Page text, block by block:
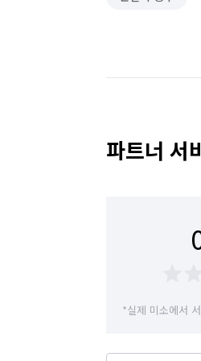
파트너 서
*실제 미소에서